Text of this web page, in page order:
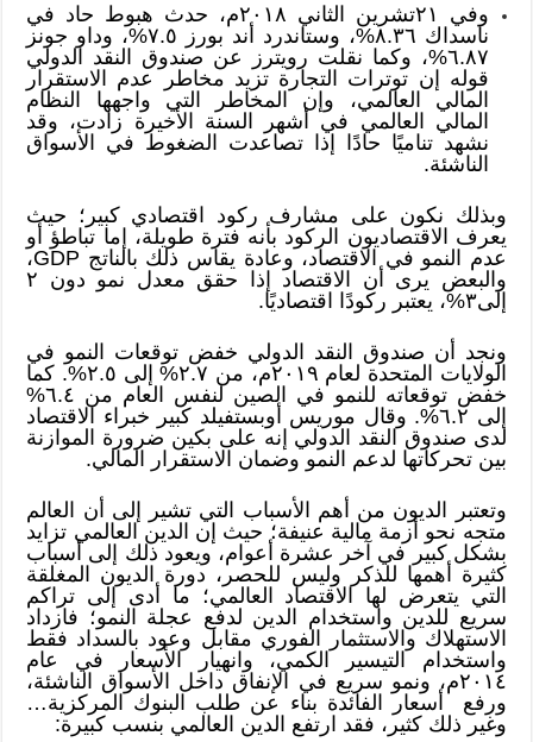
وفي ٢١تشرين الثاني ٢٠١٨م، حدث هبوط حاد في
ناسداك ٨.٣٦%، وستاندرد أند بورز ٧.٥%، وداو جونز
٦.٨٧%، وكما نقلت رويترز عن صندوق النقد الدولي
قوله إن توترات التجارة تزيد مخاطر عدم الاستقرار
المالي العالمي، وإن المخاطر التي واجهها النظام
المالي العالمي في أشهر السنة الأخيرة زادت، وقد
نشهد تناميًا حادًا إذا تصاعدت الضغوط في الأسواق
الناشئة.
وبذلك نكون على مشارف ركود اقتصادي كبير؛ حيث
يعرف الاقتصاديون الركود بأنه فترة طويلة، إما تباطؤ أو
عدم النمو في الاقتصاد، وعادة يقاس ذلك بالناتج GDP،
والبعض يرى أن الاقتصاد إذا حقق معدل نمو دون ٢
إلى٣%، يعتبر ركودًا اقتصاديًا.
ونجد أن صندوق النقد الدولي خفض توقعات النمو في
الولايات المتحدة لعام ٢٠١٩م، من ٢.٧% إلى ٢.٥%. كما
خفض توقعاته للنمو في الصين لنفس العام من ٦.٤%
إلى ٦.٢%. وقال موريس أوبستفيلد كبير خبراء الاقتصاد
لدى صندوق النقد الدولي إنه على بكين ضرورة الموازنة
بين تحركاتها لدعم النمو وضمان الاستقرار المالي.
وتعتبر الديون من أهم الأسباب التي تشير إلى أن العالم
متجه نحو أزمة مالية عنيفة؛ حيث إن الدين العالمي تزايد
بشكل كبير في آخر عشرة أعوام، ويعود ذلك إلى أسباب
كثيرة أهمها للذكر وليس للحصر، دورة الديون المغلقة
التي يتعرض لها الاقتصاد العالمي؛ ما أدى إلى تراكم
سريع للدين واستخدام الدين لدفع عجلة النمو؛ فازداد
الاستهلاك والاستثمار الفوري مقابل وعود بالسداد فقط
واستخدام التيسير الكمي، وانهيار الأسعار في عام
٢٠١٤م، ونمو سريع في الإنفاق داخل الأسواق الناشئة،
ورفع أسعار الفائدة بناء عن طلب البنوك المركزية…
وغير ذلك كثير، فقد ارتفع الدين العالمي بنسب كبيرة: